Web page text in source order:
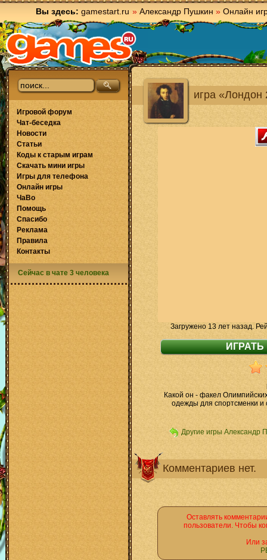
Вы здесь: gamestart.ru » Александр Пушкин » Онлайн
игра
Загружено 13 лет назад.
Какой он - факел
одежды для спортсменки и
Другие игры Александр
Комментариев нет.
Оставлять
пользователи. Чтобы
Или
Игровой форум
Чат-беседка
Новости
Статьи
Коды к старым играм
Скачать мини игры
Игры для телефона
Онлайн игры
ЧаВо
Помощь
Спасибо
Реклама
Правила
Контакты
Сейчас в чате 3 человека